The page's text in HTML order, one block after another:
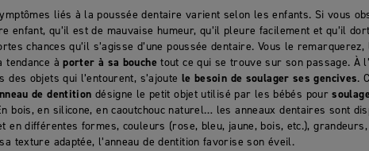
liés à la poussée dentaire varient selon les enfants. Si vous
enfant, qu’il est de mauvaise humeur, qu’il pleure facilement et qu’il
chances qu’il s’agisse d’une poussée dentaire. Vous le remarquerez,
tendance àporter à sa bouchetout ce qui se trouve sur son passage. À
objets qui l’entourent, s’ajoute le besoin de soulager ses gencives.
de dentition désigne le petit objet utilisé par les bébés pour
bois, en silicone, en caoutchouc naturel… les anneaux dentaires sont
en différentes formes, couleurs (rose, bleu, jaune, bois, etc.), grandeurs,
texture adaptée, l’anneau de dentition favorise son éveil.